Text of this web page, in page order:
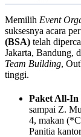
Memilih Event
suksesnya acara
(BSA) telah
Jakarta, Bandung,
Team Building,
tinggi.
Paket All-In
sampai Z.
4, makan
Panitia